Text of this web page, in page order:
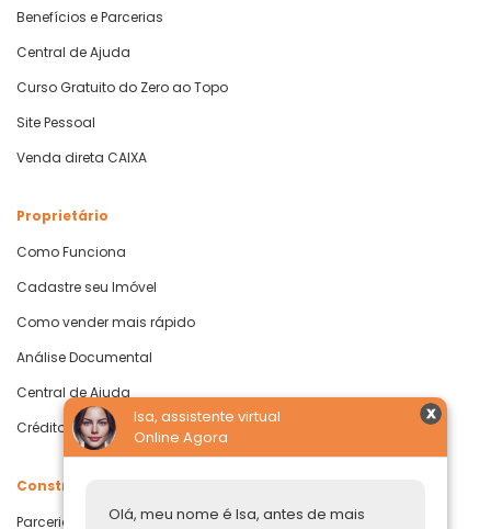
Isa, assistente virtual
Online Agora
Olá, meu nome é Isa, antes de mais
Benefícios e Parcerias
Central de Ajuda
Curso Gratuito do Zero ao Topo
Site Pessoal
Venda direta CAIXA
Proprietário
Como Funciona
Cadastre seu Imóvel
Como vender mais rápido
Análise Documental
Central de Ajuda
Crédito com Garantia de Imóvel
Construtoras
Parcerias Imobiliárias